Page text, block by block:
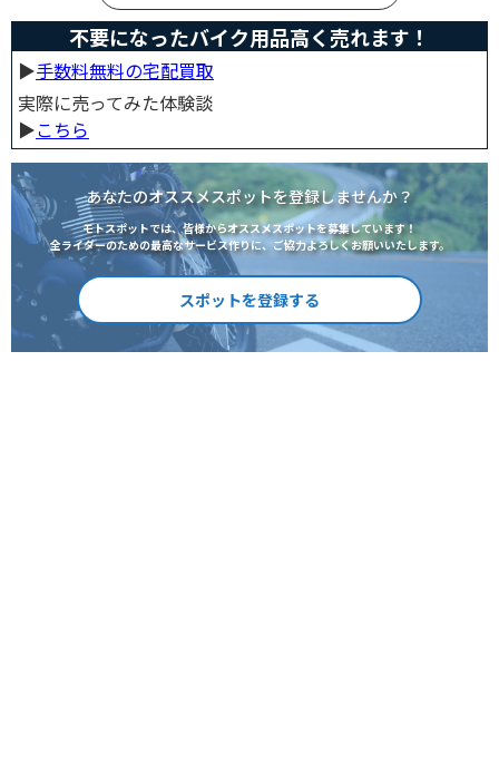
不要になったバイク用品高く売れます！
▶︎手数料無料の宅配買取
実際に売ってみた体験談
▶︎こちら
あなたのオススメスポットを登録しませんか？
モトスポットでは、皆様からオススメスポットを募集しています！
全ライダーのための最高なサービス作りに、ご協力よろしくお願いいたします。
スポットを登録する